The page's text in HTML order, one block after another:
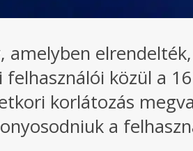
közül a
korlátozás
a